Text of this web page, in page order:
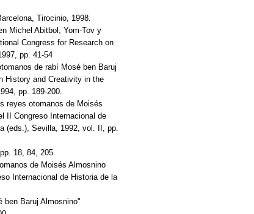
Tirocinio, 1998.
Michel Abitbol, Yom-Tov y
Congress for Research on
pp. 41-54
de rabí Mosé ben Baruj
History and Creativity in the
pp. 189-200.
reyes otomanos de Moisés
II Congreso Internacional de
(eds.), Sevilla, 1992, vol. II, pp.
18, 84, 205.
de Moisés Almosnino
Internacional de Historia de la
ben Baruj Almosnino"